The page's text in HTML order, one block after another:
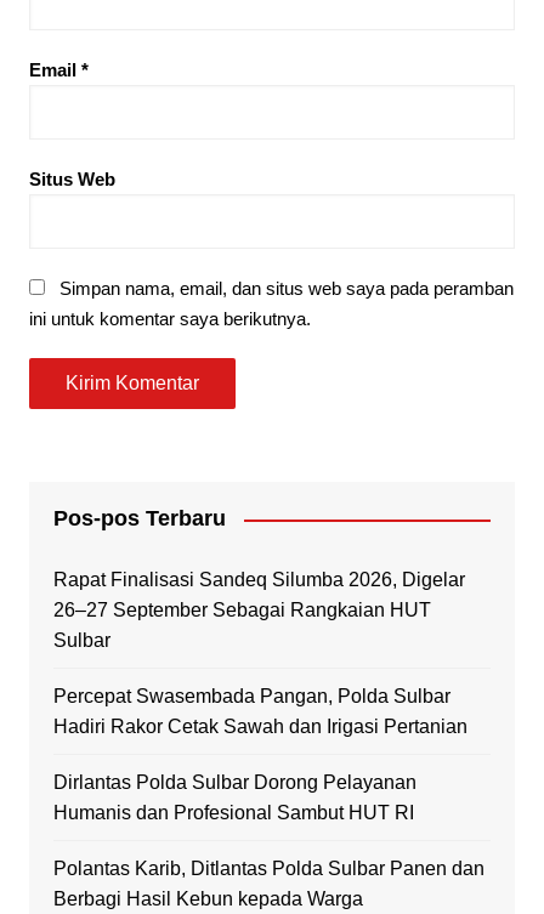
Email *
Situs Web
Simpan nama, email, dan situs web saya pada peramban
ini untuk komentar saya berikutnya.
Pos-pos Terbaru
Rapat Finalisasi Sandeq Silumba 2026, Digelar
26–27 September Sebagai Rangkaian HUT
Sulbar
Percepat Swasembada Pangan, Polda Sulbar
Hadiri Rakor Cetak Sawah dan Irigasi Pertanian
Dirlantas Polda Sulbar Dorong Pelayanan
Humanis dan Profesional Sambut HUT RI
Polantas Karib, Ditlantas Polda Sulbar Panen dan
Berbagi Hasil Kebun kepada Warga